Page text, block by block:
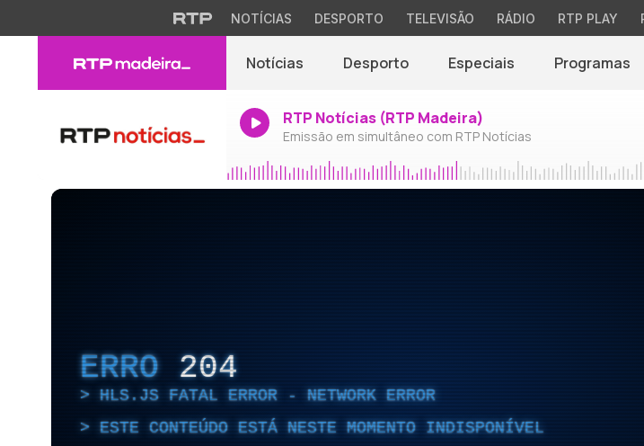
NOTÍCIAS DESPORTO TELEVISÃO RÁDIO RTP PLAY
Notícias Desporto Especiais Programas
RTP Notícias (RTP Madeira)
Emissão em simultâneo com RTP Notícias
ERRO 204
HLS.JS FATAL ERROR - NETWORK ERROR
ESTE CONTEÚDO ESTÁ NESTE MOMENTO INDISPONÍVEL